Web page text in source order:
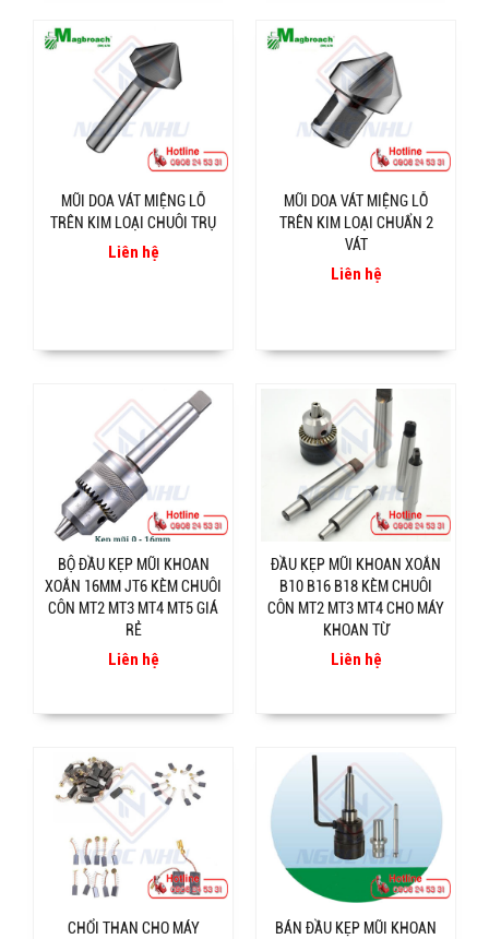
MŨI DOA VÁT MIỆNG LỖ
TRÊN KIM LOẠI CHUÔI TRỤ
Liên hệ
MŨI DOA VÁT MIỆNG LỖ
TRÊN KIM LOẠI CHUẨN 2
VÁT
Liên hệ
BỘ ĐẦU KẸP MŨI KHOAN
XOẮN 16MM JT6 KÈM CHUÔI
CÔN MT2 MT3 MT4 MT5 GIÁ
RẺ
Liên hệ
ĐẦU KẸP MŨI KHOAN XOẮN
B10 B16 B18 KÈM CHUÔI
CÔN MT2 MT3 MT4 CHO MÁY
KHOAN TỪ
Liên hệ
CHỔI THAN CHO MÁY
BÁN ĐẦU KẸP MŨI KHOAN